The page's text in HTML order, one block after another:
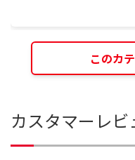
このカ
カスタマーレビ